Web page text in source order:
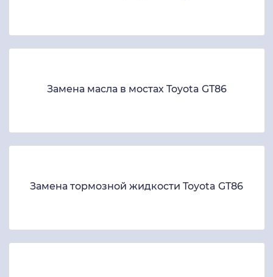
Замена масла в мостах Toyota GT86
Замена тормозной жидкости Toyota GT86